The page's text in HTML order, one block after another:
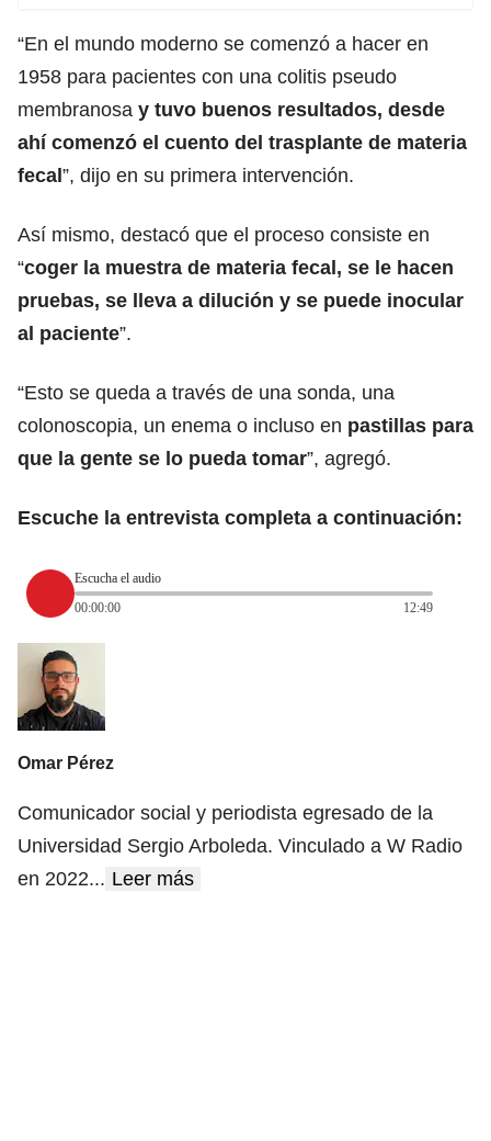
“En el mundo moderno se comenzó a hacer en
1958 para pacientes con una colitis pseudo
membranosa y tuvo buenos resultados, desde
ahí comenzó el cuento del trasplante de materia
fecal”, dijo en su primera intervención.
Así mismo, destacó que el proceso consiste en
“coger la muestra de materia fecal, se le hacen
pruebas, se lleva a dilución y se puede inocular
al paciente”.
“Esto se queda a través de una sonda, una
colonoscopia, un enema o incluso en pastillas para
que la gente se lo pueda tomar”, agregó.
Escuche la entrevista completa a continuación:
Escucha el audio
00:00:00
12:49
Omar Pérez
Comunicador social y periodista egresado de la
Universidad Sergio Arboleda. Vinculado a W Radio
en 2022... Leer más